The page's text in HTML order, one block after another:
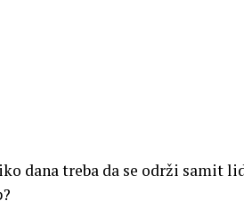
dana treba da se održi samit